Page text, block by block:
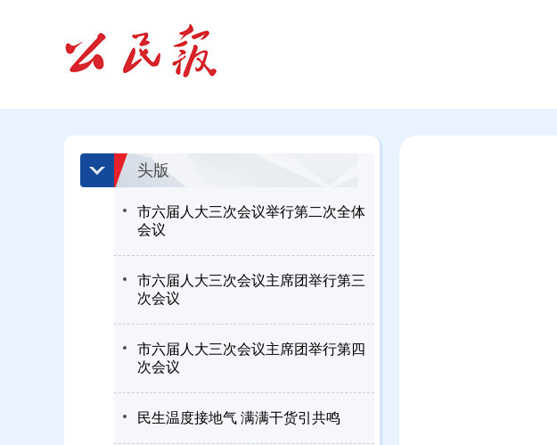
头版
市六届人大三次会议举行第二次全体
会议
市六届人大三次会议主席团举行第三
次会议
市六届人大三次会议主席团举行第四
次会议
民生温度接地气 满满干货引共鸣